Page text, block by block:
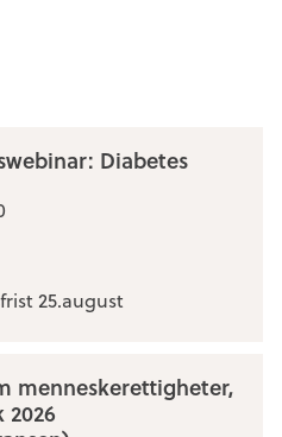
Diabetes
25.august
menneskerettigheter,